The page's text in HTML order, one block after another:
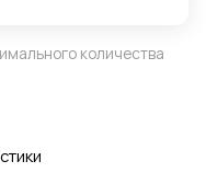
количества